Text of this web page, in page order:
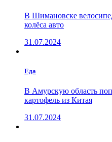
В Шимановске
колёса авто
31.07.2024
Еда
В Амурскую область
картофель из Китая
31.07.2024